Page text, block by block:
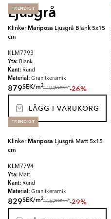
Ljusgrå
TRENDIGT
KlinkerMariposa Ljusgrå Blank 5x15
cm
KLM7793
Yta: Blank
Kant: Rund
Material: Granitkeramik
879SEK/m2
1194SEK/m2-26%
LÄGG I VARUKORG
TRENDIGT
KlinkerMariposa Ljusgrå Matt 5x15
cm
KLM7794
Yta: Matt
Kant: Rund
Material: Granitkeramik
829SEK/m2
1169SEK/m2-29%